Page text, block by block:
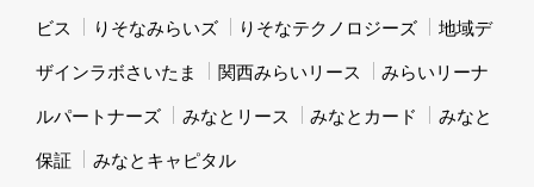
ビス りそなみらいズ りそなテクノロジーズ 地域デ
ザインラボさいたま 関西みらいリース みらいリーナ
ルパートナーズ みなとリース みなとカード みなと
保証 みなとキャピタル